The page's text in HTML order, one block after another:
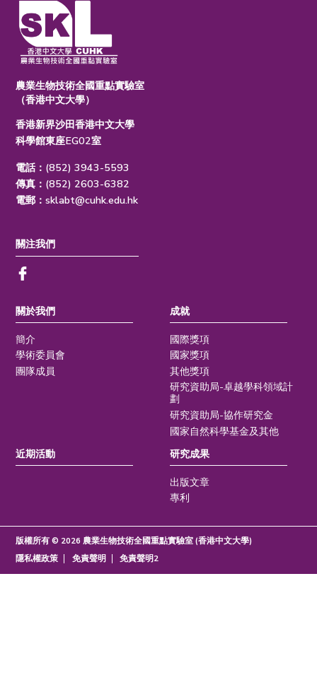
農業生物技術全國重點實驗室
（香港中文大學）
香港新界沙田香港中文大學
科學館東座EG02室
電話：(852) 3943-5593
傳真：(852) 2603-6382
電郵：sklabt@cuhk.edu.hk
關於我們
簡介
學術委員會
團隊成員
成就
國際獎項
國家獎項
其他獎項
研究資助局-卓越學科領域計
劃
研究資助局-協作研究金
國家自然科學基金及其他
近期活動
研究成果
出版文章
專利
關注我們
版權所有 © 2026 農業生物技術全國重點實驗室 (香港中文大學)
隱私權政策
免責聲明 免責聲明2